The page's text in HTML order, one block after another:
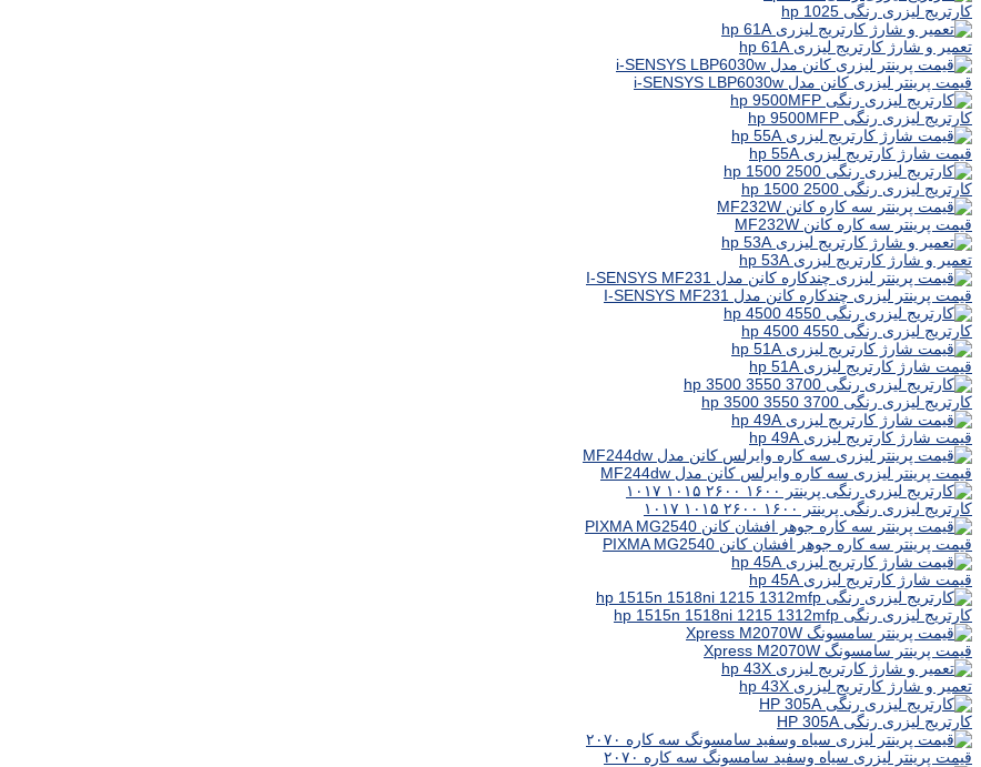
کارتریج لیزری رنگی hp 1025
تعمیر و شارژ کارتریج لیزری hp 61A
قیمت پرینتر لیزری کانن مدل i-SENSYS LBP6030w
کارتریج لیزری رنگی hp 9500MFP
قیمت شارژ کارتریج لیزری hp 55A
کارتریج لیزری رنگی hp 1500 2500
قیمت پرینتر سه کاره کانن MF232W
تعمیر و شارژ کارتریج لیزری hp 53A
قیمت پرینتر لیزری چندکاره کانن مدل I-SENSYS MF231
کارتریج لیزری رنگی hp 4500 4550
قیمت شارژ کارتریج لیزری hp 51A
کارتریج لیزری رنگی hp 3500 3550 3700
قیمت شارژ کارتریج لیزری hp 49A
قیمت پرینتر لیزری سه کاره وایرلس کانن مدل MF244dw
کارتریج لیزری رنگی پرینتر ۱۶۰۰ ۲۶۰۰ ۱۰۱۵ ۱۰۱۷
قیمت پرینتر سه کاره جوهر افشان کانن PIXMA MG2540
قیمت شارژ کارتریج لیزری hp 45A
کارتریج لیزری رنگی hp 1515n 1518ni 1215 1312mfp
قیمت پرینتر سامسونگ Xpress M2070W
تعمیر و شارژ کارتریج لیزری hp 43X
کارتریج لیزری رنگی HP 305A
قیمت پرینتر لیزری سیاه وسفید سامسونگ سه کاره ۲۰۷۰